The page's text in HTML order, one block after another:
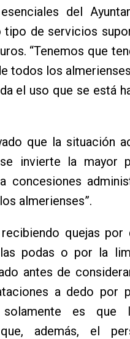
del
de servicios
“Tenemos que
todos los
el uso que se está
que la situación
invierte la mayor
concesiones
almerienses”.
recibiendo quejas
podas o por la
antes de
a dedo por
es que
además, el